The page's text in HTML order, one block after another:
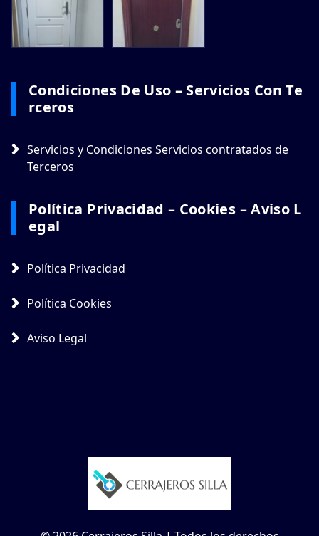
Condiciones De Uso – Servicios Con Te
Rceros
Servicios y Condiciones Servicios contratados de
Terceros
Política Privacidad – Cookies – Aviso L
Egal
Política Privacidad
Política Cookies
Aviso Legal